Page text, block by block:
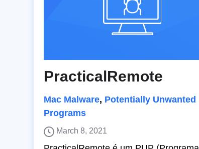
PracticalRemote
Mac Malware, Potentially Unwanted
Programs
March 8, 2021